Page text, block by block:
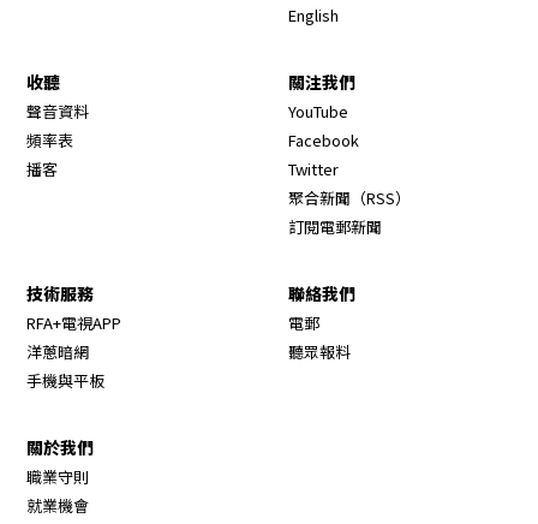
English
收聽
聲音資料
頻率表
播客
關注我們
YouTube
Facebook
Twitter
聚合新聞（RSS）
訂閱電郵新聞
技術服務
RFA+電視APP
洋蔥暗網
手機與平板
聯絡我們
電郵
聽眾報料
關於我們
職業守則
就業機會